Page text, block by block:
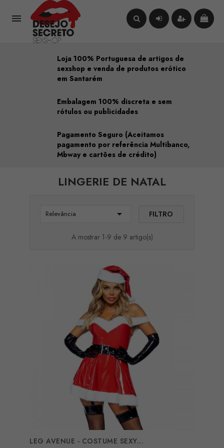

Loja 100% Portuguesa de artigos de
sexshop e venda de produtos erótico
em Santarém
Embalagem 100% discreta e sem
rótulos ou publicidades
Pagamento Seguro (Aceitamos
pagamento por referência Multibanco,
Mbway e cartões de crédito)
LINGERIE DE NATAL
Relevância  FILTRO
A mostrar 1-9 de 9 artigo(s)
LEG AVENUE - COSTUME SEXY...